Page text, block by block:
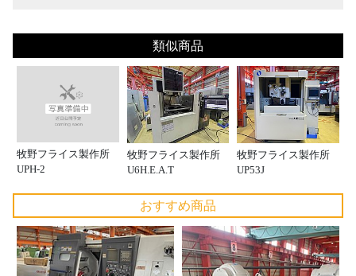
類似商品
牧野フライス製作所
UPH-2
牧野フライス製作所
U6H.E.A.T
牧野フライス製作所
UP53J
おすすめ商品